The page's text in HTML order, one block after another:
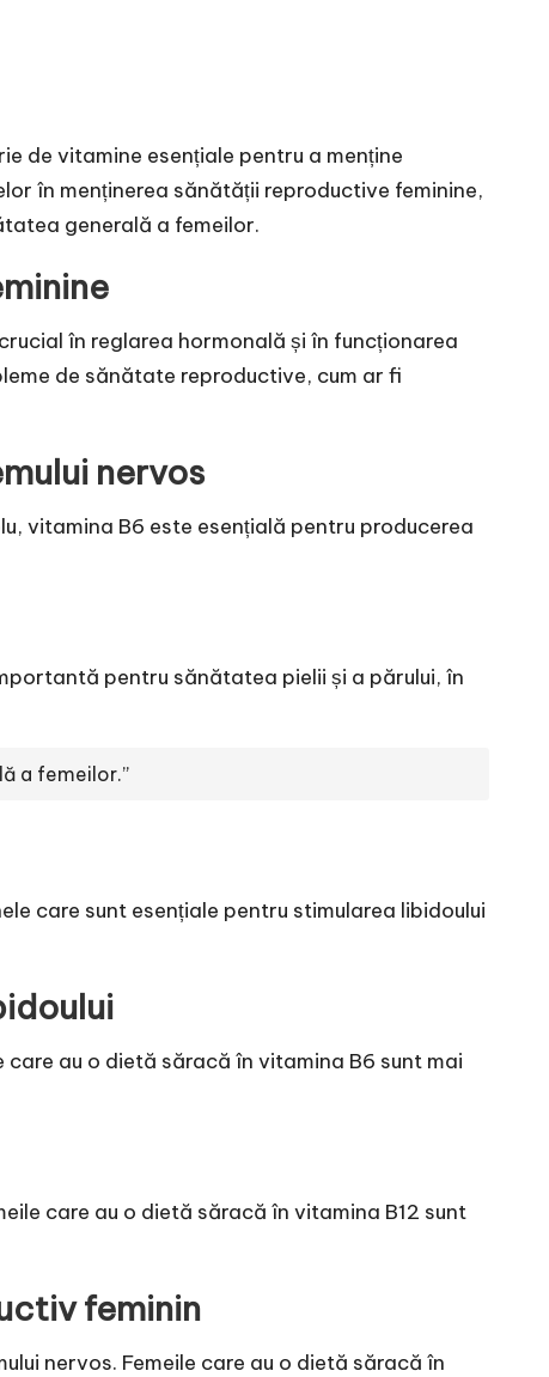
de vitamine esențiale pentru a menține
în menținerea sănătății reproductive feminine,
generală a femeilor.
în reglarea hormonală și în funcționarea
de sănătate reproductive, cum ar fi
nervos
vitamina B6 este esențială pentru producerea
pentru sănătatea pielii și a părului, în
a femeilor.”
care sunt esențiale pentru stimularea libidoului
au o dietă săracă în vitamina B6 sunt mai
care au o dietă săracă în vitamina B12 sunt
feminin
nervos. Femeile care au o dietă săracă în